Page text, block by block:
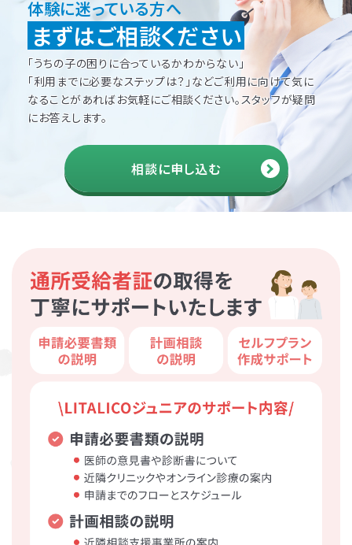
体験に迷っている方へ
まずはご相談ください
「うちの子の困りに合っているかわからない」
「利用までに必要なステップは？」などご利用に向けて気に
なることがあればお気軽にご相談ください。スタッフが疑問
にお答えします。
相談に申し込む